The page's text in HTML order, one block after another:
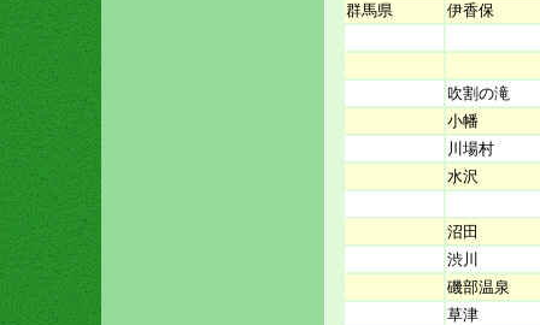
群馬県 伊香保
吹割の滝
小幡
川場村
水沢
沼田
渋川
磯部温泉
草津